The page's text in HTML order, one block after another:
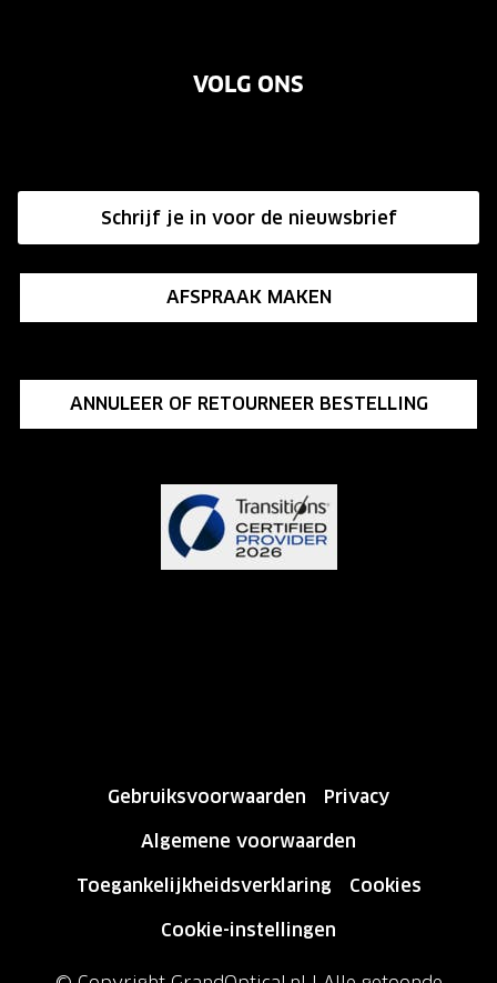
Annuleer of retourneer een bestelling
Influencer programma
VOLG ONS
Schrijf je in voor de nieuwsbrief
AFSPRAAK MAKEN
ANNULEER OF RETOURNEER BESTELLING
Gebruiksvoorwaarden
Privacy
Algemene voorwaarden
Toegankelijkheidsverklaring
Cookies
Cookie-instellingen